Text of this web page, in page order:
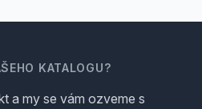
KATALOGU?
a my se vám ozveme s